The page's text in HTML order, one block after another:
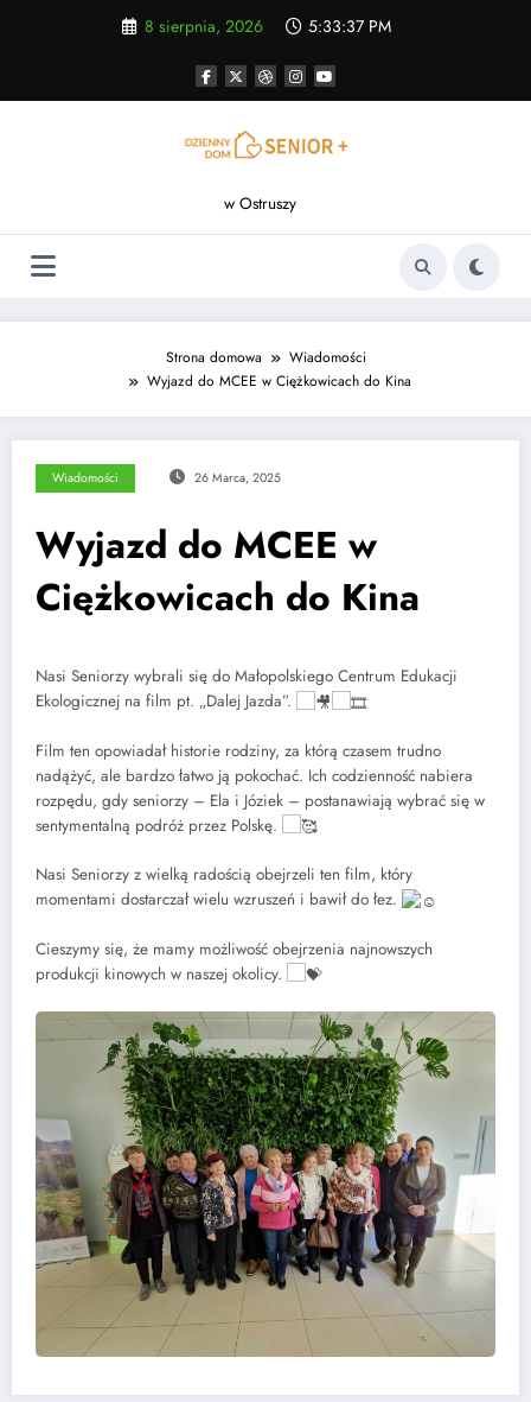
8 sierpnia, 2026 5:33:38 PM
w Ostruszy
Strona domowa
Wiadomości
Wyjazd do MCEE w Ciężkowicach do Kina
Wiadomości 26 Marca, 2025
Wyjazd do MCEE w
Ciężkowicach do Kina
Nasi Seniorzy wybrali się do Małopolskiego Centrum Edukacji
Ekologicznej na film pt. „Dalej Jazda”.
Film ten opowiadał historie rodziny, za którą czasem trudno
nadążyć, ale bardzo łatwo ją pokochać. Ich codzienność nabiera
rozpędu, gdy seniorzy – Ela i Józiek – postanawiają wybrać się w
sentymentalną podróż przez Polskę.
Nasi Seniorzy z wielką radością obejrzeli ten film, który
momentami dostarczał wielu wzruszeń i bawił do łez.
Cieszymy się, że mamy możliwość obejrzenia najnowszych
produkcji kinowych w naszej okolicy.